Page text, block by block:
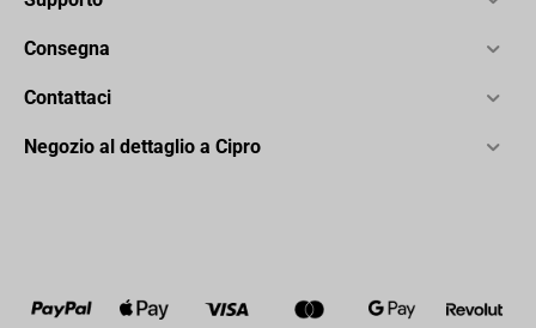
Consegna
Contattaci
Negozio al dettaglio a Cipro